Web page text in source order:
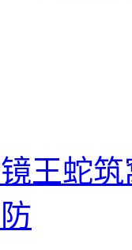
王蛇